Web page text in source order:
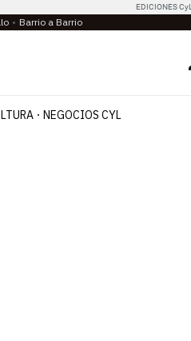
EDICIONES CyL
Barrio a Barrio
NEGOCIOS CYL